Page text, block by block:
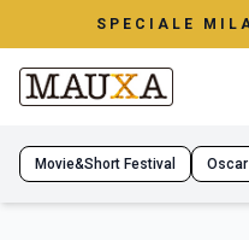
SPECIALE
Movie&Short Festival